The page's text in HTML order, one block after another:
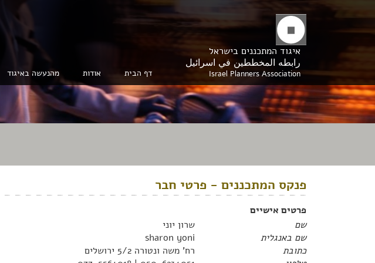
איגוד המתכננים בישראל
رابطه المخططين في اسرائيل
Israel Planners Association דף הבית אודות מהנעשה באיגוד
פנקס המתכננים - פרטי חבר
פרטים אישיים
שם
שרון יוני
שם באנגלית
sharon yoni
כתובת
רח' משה ונטורה 5/2 ירושלים